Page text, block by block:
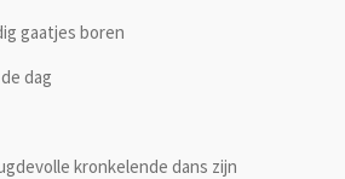
gaatjes boren
dag
kronkelende dans zijn